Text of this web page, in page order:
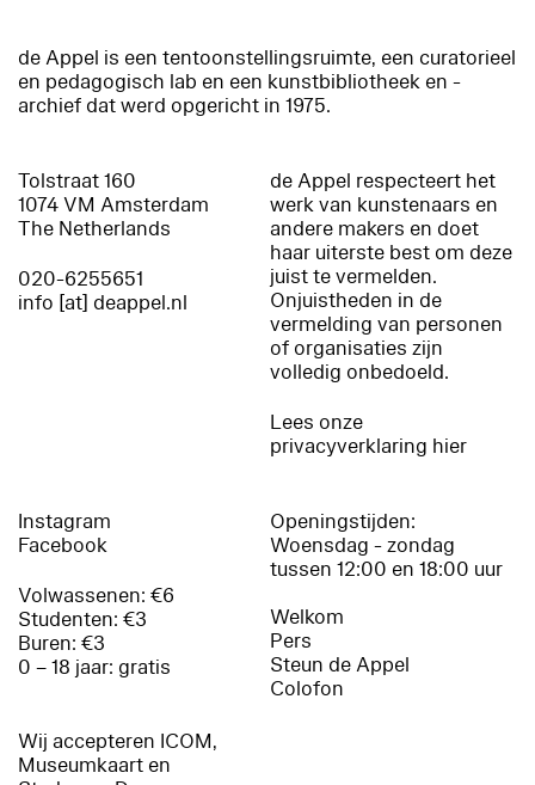
de Appel is een tentoonstellingsruimte, een curatorieel
en pedagogisch lab en een kunstbibliotheek en -
archief dat werd opgericht in 1975.
Tolstraat 160
1074 VM Amsterdam
The Netherlands
020-6255651
info [at] deappel.nl
de Appel respecteert het
werk van kunstenaars en
andere makers en doet
haar uiterste best om deze
juist te vermelden.
Onjuistheden in de
vermelding van personen
of organisaties zijn
volledig onbedoeld.
Lees onze
privacyverklaring hier
Instagram
Facebook
Volwassenen: €6
Studenten: €3
Buren: €3
0 – 18 jaar: gratis
Wij accepteren ICOM,
Museumkaart en
Openingstijden:
Woensdag - zondag
tussen 12:00 en 18:00 uur
Welkom
Pers
Steun de Appel
Colofon